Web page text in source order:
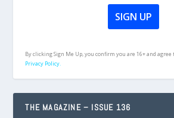
By clicking Sign Me Up, you confirm you are 16+ and
Privacy Policy.
THE MAGAZINE – ISSUE 136